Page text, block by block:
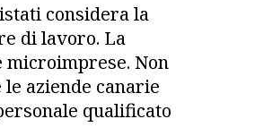
considera la
di lavoro. La
microimprese. Non
aziende canarie
qualificato